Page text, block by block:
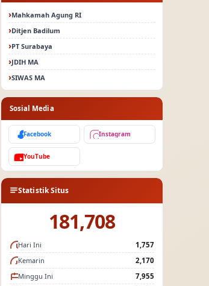
Mahkamah Agung RI
Ditjen Badilum
PT Surabaya
JDIH MA
SIWAS MA
Sosial Media
Facebook Instagram
YouTube
Statistik Situs
181,708
Hari Ini
1,757
Kemarin
2,170
Minggu Ini
7,955